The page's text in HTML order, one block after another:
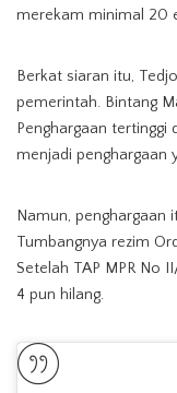
merekam minimal 20
Berkat siaran itu,
pemerintah. Bintang
Penghargaan tertinggi
menjadi penghargaan
Namun, penghargaan
Tumbangnya rezim
Setelah TAP MPR No
4 pun hilang.